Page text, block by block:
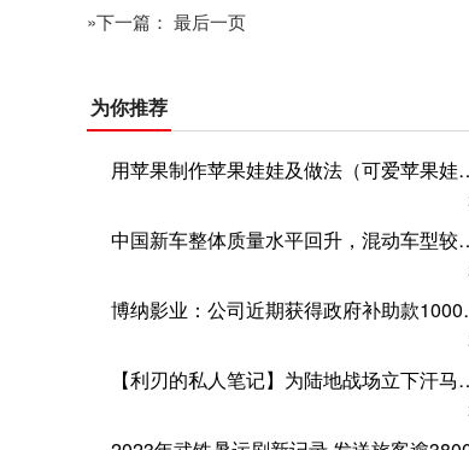
»下一篇： 最后一页
为你推荐
用苹果制作苹果
中国新车整体质量水
博纳影
【利刃的私人笔记